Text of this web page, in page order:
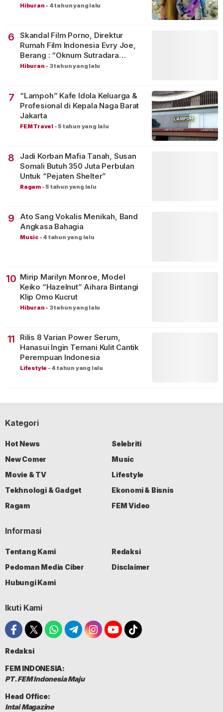
Hiburan - 4 tahun yang lalu
6
Skandal Film Porno, Direktur
Rumah Film Indonesia Evry Joe,
Berang : “Oknum Sutradara
Merusak Perfilman Indonesia”!
Hiburan - 3 tahun yang lalu
7
“Lampoh” Kafe Idola Keluarga &
Profesional di Kepala Naga Barat
Jakarta
FEM Travel -5 tahun yang lalu
8
Jadi Korban Mafia Tanah, Susan
Somali Butuh 350 Juta Perbulan
Untuk “Pejaten Shelter”
Ragam -5 tahun yang lalu
9
Ato Sang Vokalis Menikah, Band
Angkasa Bahagia
Music - 4 tahun yang lalu
10 Mirip Marilyn Monroe, Model
Keiko “Hazelnut” Aihara Bintangi
Klip Omo Kucrut
Hiburan - 3 tahun yang lalu
11
Rilis 8 Varian Power Serum,
Hanasui Ingin Temani Kulit Cantik
Perempuan Indonesia
Lifestyle - 4 tahun yang lalu
Kategori
Hot News
Selebriti
New Comer
Music
Movie & TV
Lifestyle
Tekhnologi & Gadget
Ekonomi & Bisnis
Ragam
FEM Video
Informasi
Tentang Kami
Redaksi
Pedoman Media Ciber
Disclaimer
Hubungi Kami
Ikuti Kami
Redaksi
FEM INDONESIA:
PT. FEM Indonesia Maju
Head Office:
Intai Magazine